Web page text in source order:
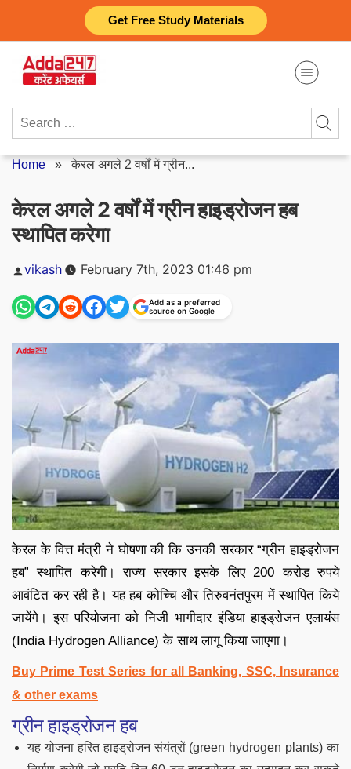
Get Free Study Materials
content
Search
Home »केरल अगले 2 वर्षों में ग्रीन...
केरल अगले 2 वर्षों में ग्रीन हाइड्रोजन हब
स्थापित करेगा
Posted
vikash February 7th, 2023 01:46 pm
Add as a preferred
source on Google
केरल के वित्त मंत्री ने घोषणा की कि उनकी सरकार “ग्रीन हाइड्रोजन
हब” स्थापित करेगी। राज्य सरकार इसके लिए 200 करोड़ रुपये
आवंटित कर रही है। यह हब कोच्चि और तिरुवनंतपुरम में स्थापित किये
जायेंगे। इस परियोजना को निजी भागीदार इंडिया हाइड्रोजन एलायंस
(India Hydrogen Alliance) के साथ लागू किया जाएगा।
Buy Prime Test Series for all Banking, SSC, Insurance
& other exams
ग्रीन हाइड्रोजन हब
यह योजना हरित हाइड्रोजन संयंत्रों (green hydrogen plants) का